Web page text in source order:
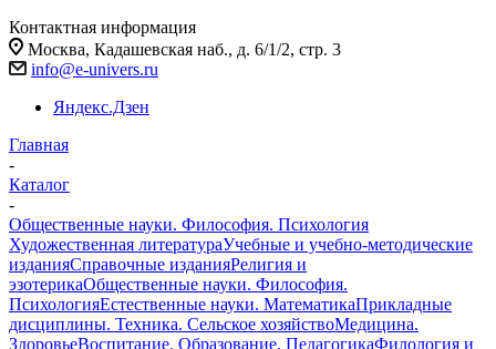
Контактная информация
Москва, Кадашевская наб., д. 6/1/2, стр. 3
info@e-univers.ru
Яндекс.Дзен
Главная
-
Каталог
-
Общественные науки. Философия. Психология
Художественная литератураУчебные и учебно-методические
изданияСправочные изданияРелигия и
эзотерикаОбщественные науки. Философия.
ПсихологияЕстественные науки. МатематикаПрикладные
дисциплины. Техника. Сельское хозяйствоМедицина.
ЗдоровьеВоспитание. Образование. ПедагогикаФилология и